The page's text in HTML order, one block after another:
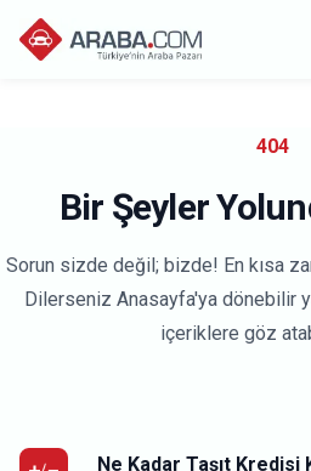
404
Bir Şeyler
Sorun sizde değil; bizde! En kısa
Dilerseniz Anasayfa'ya dönebilir
içeriklere göz
Ne Kadar Taşıt Kredisi